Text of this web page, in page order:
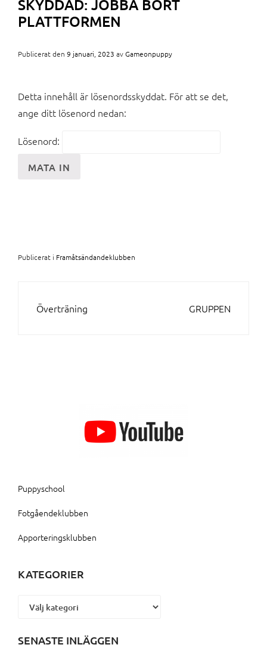
SKYDDAD: JOBBA BORT
PLATTFORMEN
Publicerat den 9 januari, 2023 avGameonpuppy
Detta innehåll är lösenordsskyddat. För att se det,
ange ditt lösenord nedan:
Lösenord:
Publicerat i Framåtsändandeklubben
INLÄGGSNAVIGERING
Överträning GRUPPEN
Puppyschool
Fotgåendeklubben
Apporteringsklubben
KATEGORIER
Kategorier
SENASTE INLÄGGEN